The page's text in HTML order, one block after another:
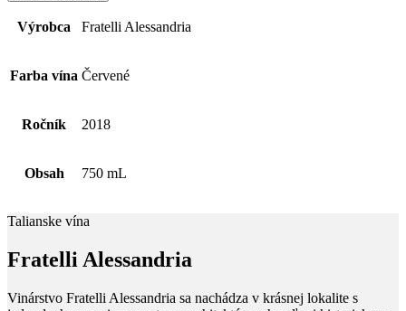
Výrobca Fratelli Alessandria
Farba vína Červené
Ročník 2018
Obsah 750 mL
Talianske vína
Fratelli Alessandria
Vinárstvo Fratelli Alessandria sa nachádza v krásnej lokalite s